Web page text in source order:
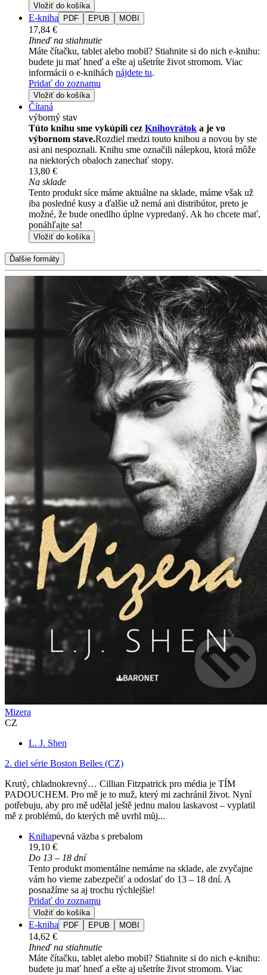
Vložiť do košíka
E-kniha PDF EPUB MOBI
17,84 €
Ihneď na stiahnutie
Máte čítačku, tablet alebo mobil? Stiahnite si do nich e-knihu:
budete ju mať hneď a ešte aj ušetríte život stromom. Viac
informácii o e-knihách nájdete tu.
Pridať do zoznamu
Vložiť do košíka
Čítaná
výborný stav
Túto knihu sme vykúpili cez Knihovrátok a je vo
výbornom stave.Rozdiel medzi touto knihou a novou by ste
asi ani nespoznali. Knihu sme označili nálepkou, ktorá môže
na niektorých obaloch zanechať stopy.
13,80 €
Na sklade
Tento produkt síce máme aktuálne na sklade, máme však už
iba posledné kusy a ďalšie už nemá ani distribútor, preto je
možné, že bude onedlho úplne vypredaný. Ak ho chcete mať,
ponáhľajte sa!
Vložiť do košíka
Ďalšie formáty
Mizera
CZ
L. J. Shen
2. diel série Boston Belles (CZ)
Krutý, chladnokrevný… Cillian Fitzpatrick pro média je TÍM
PADOUCHEM. Pro mě je to muž, který mi zachránil život. Nyní
potřebuju, aby pro mě udělal ještě jednu malou laskavost – vyplatil
mě z problémů, do kterých mě uvrhl můj...
Knihapevná väzba s prebalom
19,10 €
Do 13 – 18 dní
Tento produkt momentálne nemáme na sklade, ale zvyčajne
vám ho vieme zabezpečiť a odoslať do 13 – 18 dní. A
posnažíme sa aj trochu rýchlejšie!
Pridať do zoznamu
Vložiť do košíka
E-kniha PDF EPUB MOBI
14,62 €
Ihneď na stiahnutie
Máte čítačku, tablet alebo mobil? Stiahnite si do nich e-knihu:
budete ju mať hneď a ešte aj ušetríte život stromom. Viac